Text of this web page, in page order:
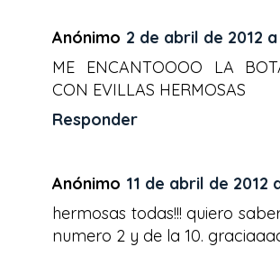
Anónimo 2 de abril de 2012 a
ME ENCANTOOOO LA
CON EVILLAS HERMOSAS
Responder
Anónimo 11 de abril de 2012
hermosas todas!!! quiero
numero 2 y de la 10.